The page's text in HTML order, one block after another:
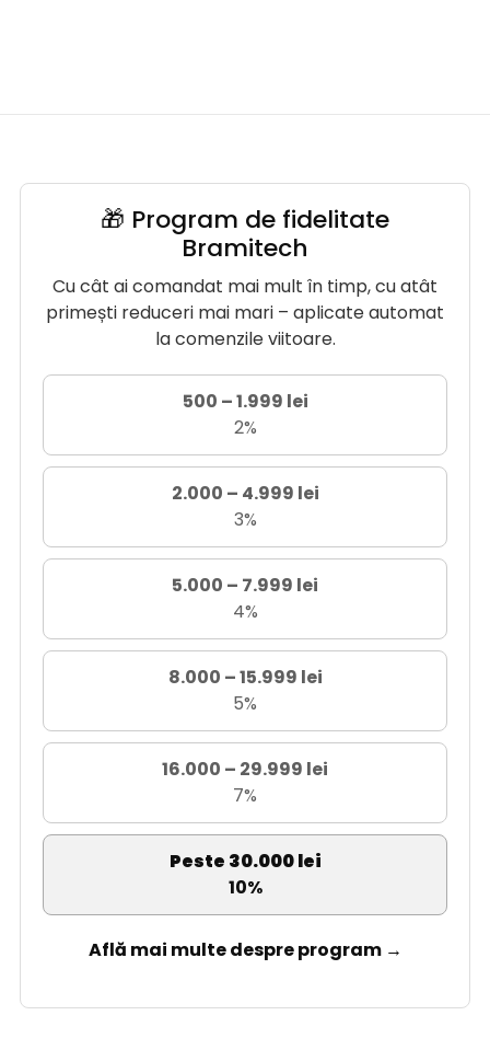
🎁 Program de fidelitate
Bramitech
Cu cât ai comandat mai mult în timp, cu atât
primești reduceri mai mari – aplicate automat
la comenzile viitoare.
500 – 1.999 lei
2%
2.000 – 4.999 lei
3%
5.000 – 7.999 lei
4%
8.000 – 15.999 lei
5%
16.000 – 29.999 lei
7%
Peste 30.000 lei
10%
Află mai multe despre program →